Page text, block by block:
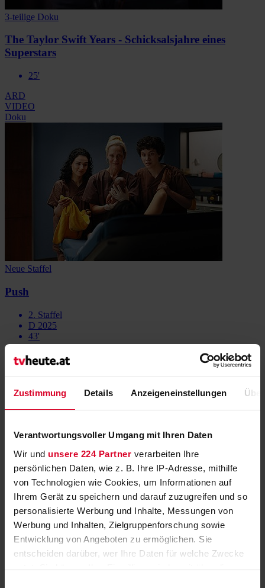
Zustimmung Details Anzeigeneinstellungen
Verantwortungsvoller Umgang mit Ihren Daten
Wir und unsere 224 Partner verarbeiten Ihre
persönlichen Daten, wie z. B. Ihre IP-Adresse, mithilfe
von Technologien wie Cookies, um Informationen auf
Ihrem Gerät zu speichern und darauf zuzugreifen und so
personalisierte Werbung und Inhalte, Messungen von
Werbung und Inhalten, Zielgruppenforschung sowie
Entwicklung von Angeboten zu ermöglichen. Sie
entscheiden darüber, wer Ihre Daten für welche Zwecke
nutzt. Sie können Ihre Einwilligung jederzeit über die
3-teilige Doku
The Taylor Swift Years - Schicksalsjahre eines
Superstars
25'
ARD
VIDEO
Doku
Neue Staffel
Push
2. Staffel
D 2025
43'
ZDF
VIDEO
Serie
LandKrimi
Zu neuen Ufern